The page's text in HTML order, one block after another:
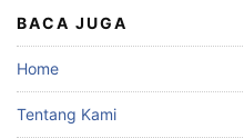
BACA JUGA
Home
Tentang Kami